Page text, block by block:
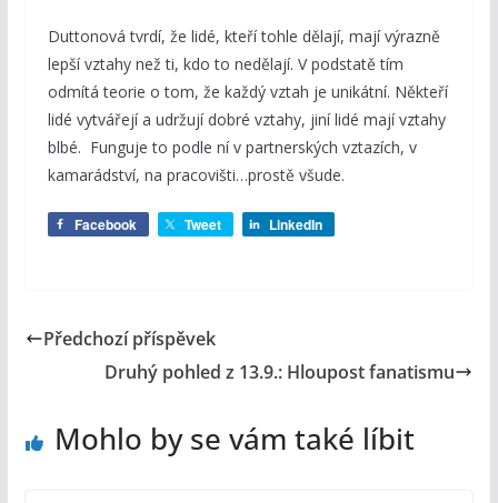
Duttonová tvrdí, že lidé, kteří tohle dělají, mají výrazně
lepší vztahy než ti, kdo to nedělají. V podstatě tím
odmítá teorie o tom, že každý vztah je unikátní. Někteří
lidé vytvářejí a udržují dobré vztahy, jiní lidé mají vztahy
blbé. Funguje to podle ní v partnerských vztazích, v
kamarádství, na pracovišti…prostě všude.
Facebook Tweet LinkedIn
Předchozí příspěvek
Druhý pohled z 13.9.: Hloupost fanatismu
Mohlo by se vám také líbit